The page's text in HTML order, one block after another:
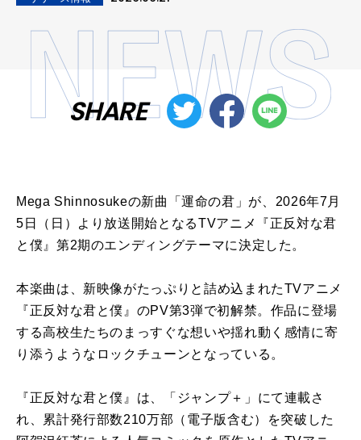
SHARE
Mega Shinnosukeの新曲「運命の君」が、2026年7月
5日（日）より放送開始となるTVアニメ『正反対な君
と僕』第2期のエンディングテーマに決定した。
本楽曲は、新映像がたっぷりと詰め込まれたTVアニメ
『正反対な君と僕』のPV第3弾で初解禁。作品に登場
する高校生たちのまっすぐな想いや揺れ動く感情に寄
り添うようなロックチューンとなっている。
『正反対な君と僕』は、「ジャンプ＋」にて連載さ
れ、累計発行部数210万部（電子版含む）を突破した